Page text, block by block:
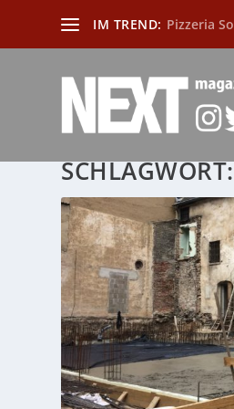
IM TREND: Pizzeria